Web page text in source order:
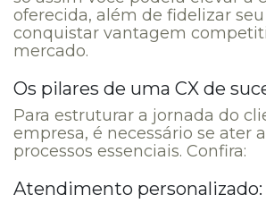
oferecida, além de fidelizar
conquistar vantagem
mercado.
Os pilares de uma CX de
Para estruturar a jornada do
empresa, é necessário se ater
processos essenciais. Confira:
Atendimento personalizado: